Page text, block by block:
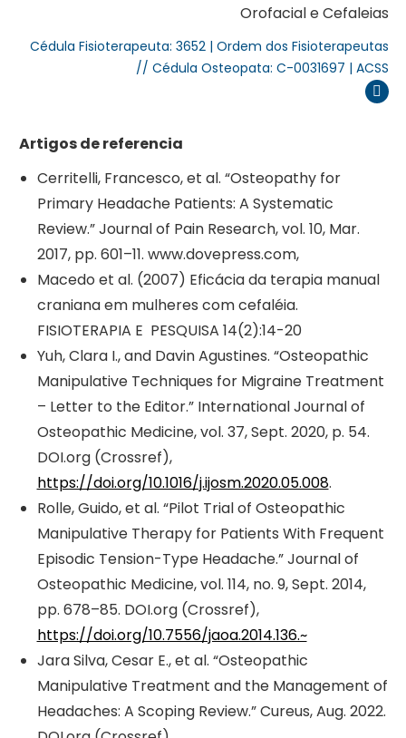
Orofacial e Cefaleias
Cédula Fisioterapeuta: 3652 | Ordem dos Fisioterapeutas
// Cédula Osteopata: C-0031697 | ACSS
Artigos de referencia
Cerritelli, Francesco, et al. “Osteopathy for
Primary Headache Patients: A Systematic
Review.” Journal of Pain Research, vol. 10, Mar.
2017, pp. 601–11. www.dovepress.com,
Macedo et al. (2007) Eficácia da terapia manual
craniana em mulheres com cefaléia.
FISIOTERAPIA E PESQUISA 14(2):14-20
Yuh, Clara I., and Davin Agustines. “Osteopathic
Manipulative Techniques for Migraine Treatment
– Letter to the Editor.” International Journal of
Osteopathic Medicine, vol. 37, Sept. 2020, p. 54.
DOI.org (Crossref),
https://doi.org/10.1016/j.ijosm.2020.05.008.
Rolle, Guido, et al. “Pilot Trial of Osteopathic
Manipulative Therapy for Patients With Frequent
Episodic Tension-Type Headache.” Journal of
Osteopathic Medicine, vol. 114, no. 9, Sept. 2014,
pp. 678–85. DOI.org (Crossref),
https://doi.org/10.7556/jaoa.2014.136.~
Jara Silva, Cesar E., et al. “Osteopathic
Manipulative Treatment and the Management of
Headaches: A Scoping Review.” Cureus, Aug. 2022.